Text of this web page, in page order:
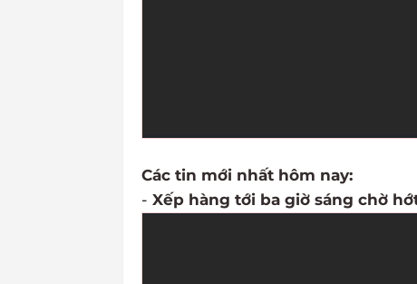
Các tin mới nhất hôm nay:
- Xếp hàng tới ba giờ sáng chờ